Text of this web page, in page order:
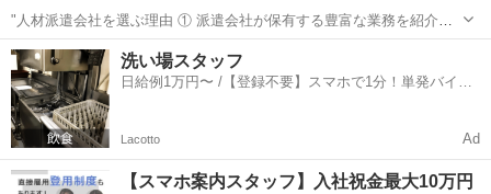
"人材派遣会社を選ぶ理由 ① 派遣会社が保有する豊富な業務を紹介し
てもらえる ② 交通費の支給がある グライヴでは交通費を規定全額支
給しております。 ③ 面接時に準備する書類が少ない、手間がかからな
い ④ 応募から...
静岡 伊東市 携帯ショップ
洗い場スタッフ
日給例1万円〜 /【登録不要】スマホで1分！単発バイト
Lacotto Ad
【スマホ案内スタッフ】入社祝金最大10万円